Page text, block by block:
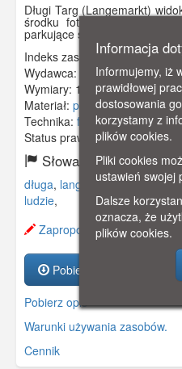
Długi Targ (Langemarkt)
środku fotografii Ratusz
parkujące samochody po obu
Indeks zasobu:GSP02490
Wydawca:
ASK
Wymiary: 140 x 90 mm
Materiał: pocztówka
Technika: fotografia czarno-
Status prawny:Użycie
Słowa kluczowe:
długa, langemarkt,ratusz
ludzie,
Zaproponuj zmianę opisu.
Pobierz zasób
Pobierz opis
Warunki używania zasobów.
Cennik
Informacja
Informujemy, iż
prawidłowej
dostosowania
korzystamy z
plików cookies.
Pliki cookies
ustawień swojej
Dalsze
oznacza, że
plików cookies.